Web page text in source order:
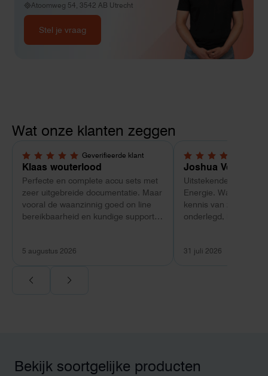
Atoomweg 54, 3542 AB Utrecht
Stel je vraag
Wat onze klanten zeggen
Geverifieerde klant
5,0 van 5 sterren
Klaas wouterlood
Perfecte en complete accu sets met
zeer uitgebreide documentatie. Maar
vooral de waanzinnig goed on line
bereikbaarheid en kundige support
5 augustus 2026
5,0 van 5 sterren
Joshua Verdonk
Uitstekende ervaring
Energie. Wat vooral
kennis van zaken:
onderlegd, heldere
Ook de nazorg is
noodstroom voor de
31 juli 2026
Bekijk soortgelijke producten